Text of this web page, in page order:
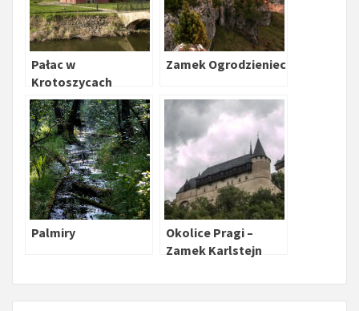
Pałac w
Krotoszycach
Zamek Ogrodzieniec
Palmiry
Okolice Pragi –
Zamek Karlstejn